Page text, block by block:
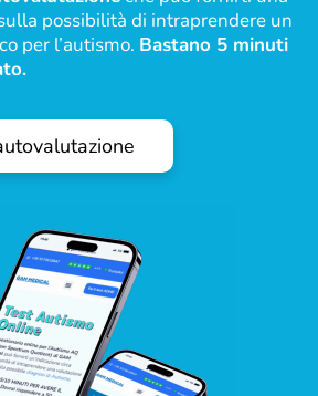
possibilità di intraprendere un
per l’autismo. Bastano 5 minuti